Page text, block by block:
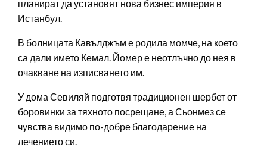
планират да установят нова бизнес империя в
Истанбул.
В болницата Кавълджъм е родила момче, на което
са дали името Кемал. Йомер е неотлъчно до нея в
очакване на изписването им.
У дома Севиляй подготвя традиционен шербет от
боровинки за тяхното посрещане, а Сьонмез се
чувства видимо по-добре благодарение на
лечението си.